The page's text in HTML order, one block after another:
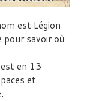
est Légion
pour savoir où
en 13
et